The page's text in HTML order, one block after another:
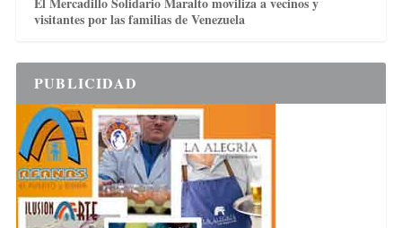
visitantes por las familias de Venezuela
PUBLICIDAD